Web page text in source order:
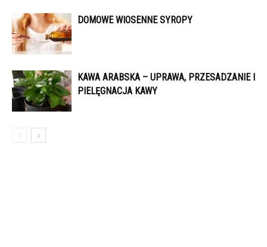
DOMOWE WIOSENNE SYROPY
KAWA ARABSKA – UPRAWA, PRZESADZANIE I
PIELĘGNACJA KAWY